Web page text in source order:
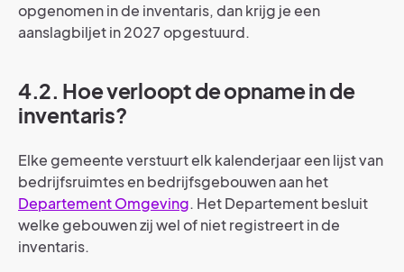
opgenomen in de inventaris, dan krijg je een
aanslagbiljet in 2027 opgestuurd.
4.2. Hoe verloopt de opname in de
inventaris?
Elke gemeente verstuurt elk kalenderjaar een lijst van
bedrijfsruimtes en bedrijfsgebouwen aan het
Departement Omgeving. Het Departement besluit
welke gebouwen zij wel of niet registreert in de
inventaris.